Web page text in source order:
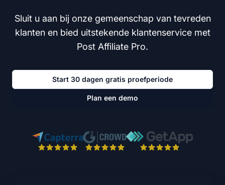
Sluit u aan bij onze gemeenschap van tevreden
klanten en bied uitstekende klantenservice met
Post Affiliate Pro.
Start 30 dagen gratis proefperiode
Plan een demo